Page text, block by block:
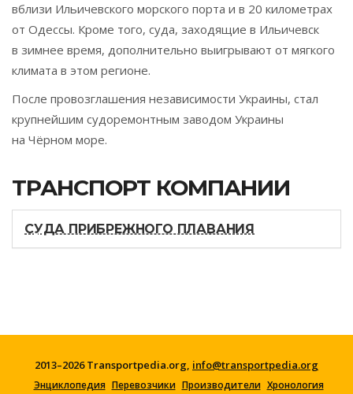
вблизи Ильичевского морского порта и в 20 километрах
от Одессы. Кроме того, суда, заходящие в Ильичевск
в зимнее время, дополнительно выигрывают от мягкого
климата в этом регионе.
После провозглашения независимости Украины, стал
крупнейшим судоремонтным заводом Украины
на Чёрном море.
ТРАНСПОРТ КОМПАНИИ
СУДА ПРИБРЕЖНОГО ПЛАВАНИЯ
2013–2026 Transportpedia.org, info@transportpedia.org
Энциклопедия Перевозчики Производители Хронология